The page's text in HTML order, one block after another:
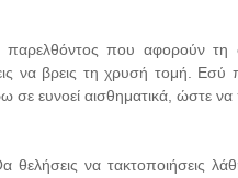
παρελθόντος που αφορούν
να βρεις τη χρυσή τομή. Εσύ
ευνοεί αισθηματικά, ώστε να
να τακτοποιήσεις